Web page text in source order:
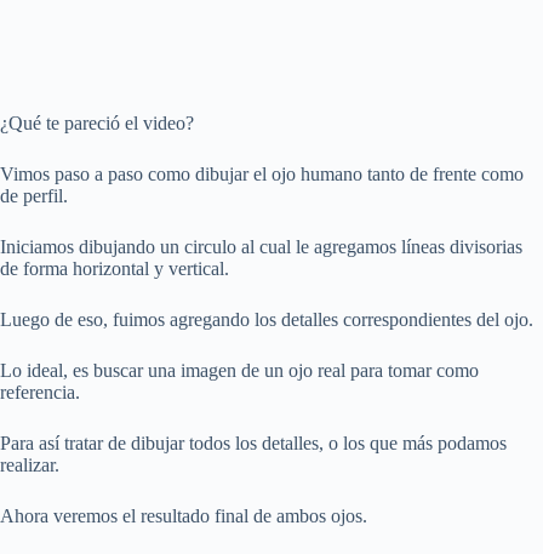
¿Qué te pareció el video?
Vimos paso a paso como dibujar el ojo humano tanto de frente como
de perfil.
Iniciamos dibujando un circulo al cual le agregamos líneas divisorias
de forma horizontal y vertical.
Luego de eso, fuimos agregando los detalles correspondientes del ojo.
Lo ideal, es buscar una imagen de un ojo real para tomar como
referencia.
Para así tratar de dibujar todos los detalles, o los que más podamos
realizar.
Ahora veremos el resultado final de ambos ojos.